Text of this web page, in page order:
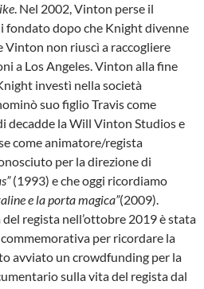
. Nel 2002, Vinton perse il
dopo che Knight divenne
Vinton non riuscì a raccogliere
a Los Angeles. Vinton alla fine
investì nella società
suo figlio Travis come
decadde la Will Vinton Studios e
come animatore/regista
per la direzione di
(1993) eche oggi ricordiamo
e la porta magica”(2009).
regista nell’ottobre 2019 è stata
per ricordare la
avviato un crowdfunding per la
sulla vita del regista dal